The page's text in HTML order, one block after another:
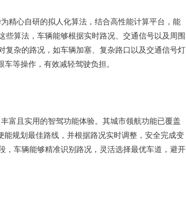
精心自研的拟人化算法，结合高性能计算平台，能
算法，车辆能够根据实时路况、交通信号以及周围
复杂的路况，如车辆加塞、复杂路口以及交通信号灯
等操作，有效减轻驾驶负担。
富且实用的智驾功能体验。其城市领航功能已覆盖
规划最佳路线，并根据路况实时调整，安全完成变
，车辆能够精准识别路况，灵活选择最优车道，避开